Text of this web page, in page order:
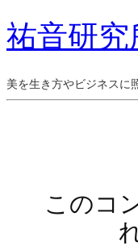
祐音研究
美を生き方やビジネスに
このコ